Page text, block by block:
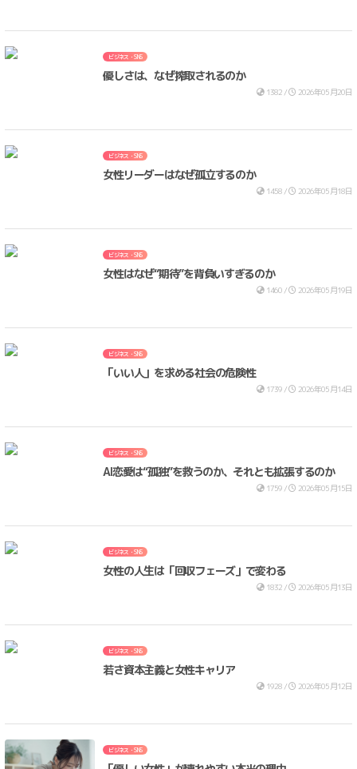
ビジネス・SNS
優しさは、なぜ搾取されるのか
1382 / 2026年05月20日
ビジネス・SNS
女性リーダーはなぜ孤立するのか
1458 / 2026年05月18日
ビジネス・SNS
女性はなぜ“期待”を背負いすぎるのか
1460 / 2026年05月19日
ビジネス・SNS
「いい人」を求める社会の危険性
1739 / 2026年05月14日
ビジネス・SNS
AI恋愛は“孤独”を救うのか、それとも拡張するのか
1759 / 2026年05月15日
ビジネス・SNS
女性の人生は「回収フェーズ」で変わる
1832 / 2026年05月13日
ビジネス・SNS
若さ資本主義と女性キャリア
1928 / 2026年05月12日
ビジネス・SNS